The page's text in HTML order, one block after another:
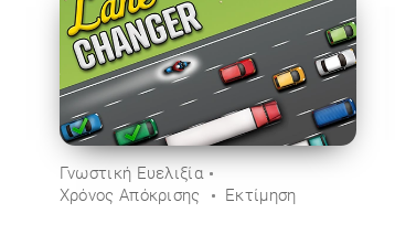
Γνωστική Ευελιξία
Χρόνος Απόκρισης
Εκτίμηση